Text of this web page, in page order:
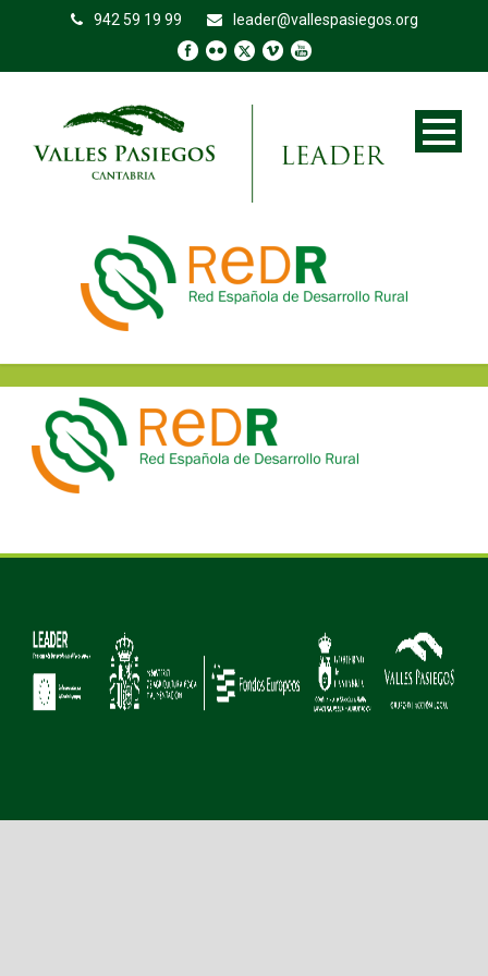
942 59 19 99 leader@vallespasiegos.org